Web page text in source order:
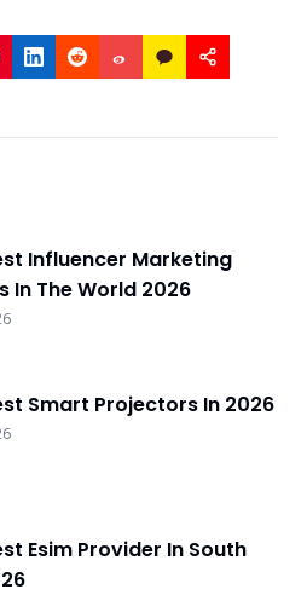
Influencer Marketing
In The World 2026
Smart Projectors In 2026
Esim Provider In South